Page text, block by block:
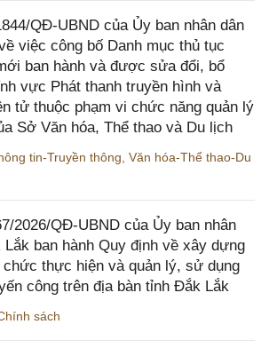
QĐ-UBND của Ủy ban nhân dân
việc công bố Danh mục thủ tục
ban hành và được sửa đổi, bổ
vực Phát thanh truyền hình và
tử thuộc phạm vi chức năng quản lý
Sở Văn hóa, Thể thao và Du lịch
tin-Truyền thông Văn hóa-Thể thao-Du
2026/QĐ-UBND của Ủy ban nhân
ban hành Quy định về xây dựng
chức thực hiện và quản lý, sử dụng
công trên địa bàn tỉnh Đắk Lắk
sách